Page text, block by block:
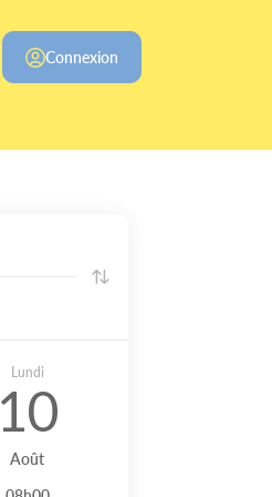
Connexion
Lundi
10
Août